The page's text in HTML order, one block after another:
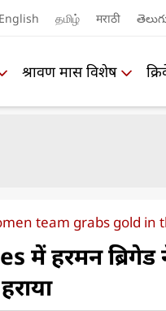
English தமிழ் मराठी
श्रावण मास विशेष
team grabs gold in
में हरमन ब्रिगेड